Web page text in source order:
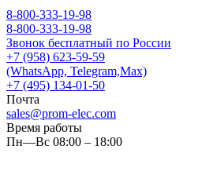
8-800-333-19-98
8-800-333-19-98
Звонок бесплатный по России
+7 (958) 623-59-59
(WhatsApp, Telegram,Max)
+7 (495) 134-01-50
Почта
sales@prom-elec.com
Время работы
Пн—Вс 08:00 – 18:00